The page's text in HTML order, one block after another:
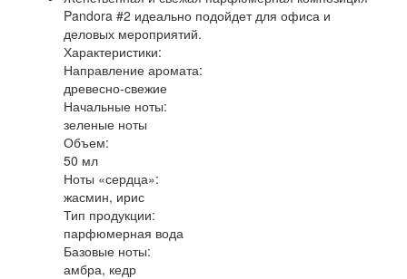
Pandora #2 идеально подойдет для офиса и
деловых мероприятий.
Характеристики:
Направление аромата:
древесно-свежие
Начальные ноты:
зеленые ноты
Объем:
50 мл
Ноты «сердца»:
жасмин, ирис
Тип продукции:
парфюмерная вода
Базовые ноты:
амбра, кедр